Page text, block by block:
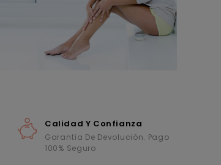
Calidad Y Confianza
Garantía De Devolución. Pago
100% Seguro